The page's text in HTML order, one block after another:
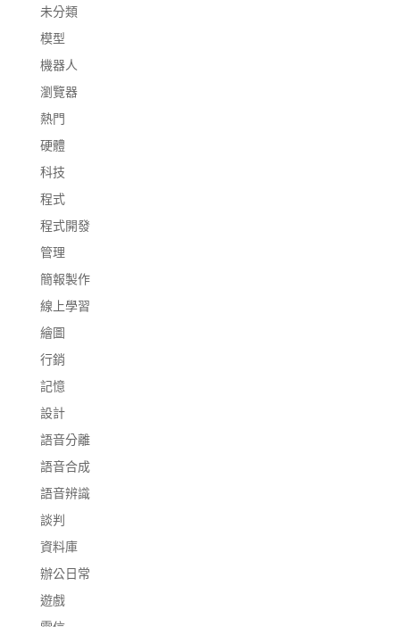
未分類
模型
機器人
瀏覽器
熱門
硬體
科技
程式
程式開發
管理
簡報製作
線上學習
繪圖
行銷
記憶
設計
語音分離
語音合成
語音辨識
談判
資料庫
辦公日常
遊戲